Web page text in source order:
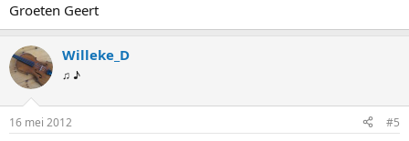
Groeten Geert
Willeke_D
♫ ♪
16 mei 2012 #5